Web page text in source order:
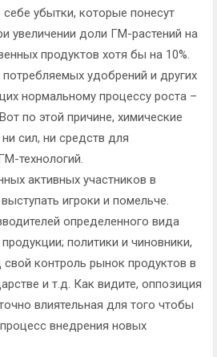
убытки, которые понесут
увеличении доли ГМ-растений на
продуктов хотя бы на 10%.
удобрений и других
нормальному процессу роста –
по этой причине, химические
сил, ни средств для
технологий.
активных участников в
игроки и помельче.
определенного вида
политики и чиновники,
контроль рынок продуктов в
и т.д. Как видите, оппозиция
влиятельная для того чтобы
внедрения новых